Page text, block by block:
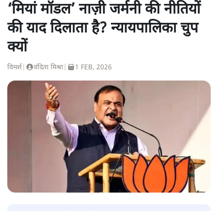
‘मियां मॉडल’ नाज़ी जर्मनी की नीतियों
की याद दिलाता है? न्यायपालिका चुप
क्यों
विमर्श वंदिता मिश्रा 1 FEB, 2026